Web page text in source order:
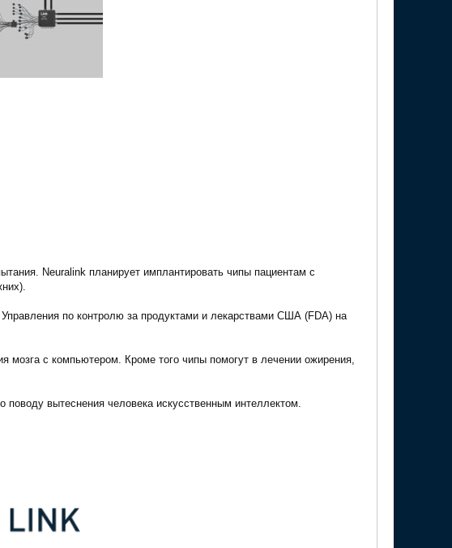
Neuralink планирует имплантировать чипы пациентам с
по контролю за продуктами и лекарствами США (FDA) на
мозга с компьютером. Кроме того чипы помогут в лечении ожирения,
вытеснения человека искусственным интеллектом.